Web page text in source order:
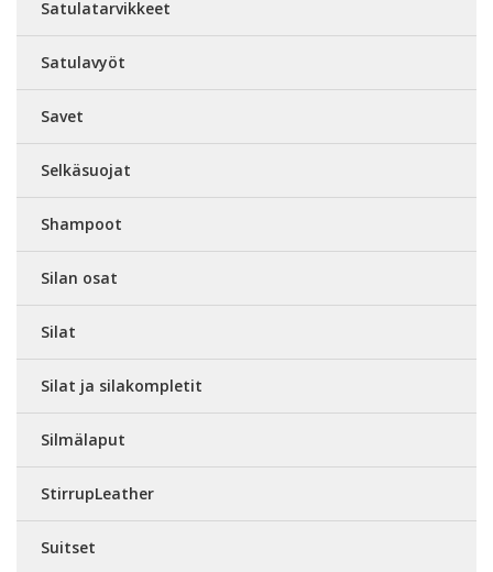
Satulatarvikkeet
Satulavyöt
Savet
Selkäsuojat
Shampoot
Silan osat
Silat
Silat ja silakompletit
Silmälaput
StirrupLeather
Suitset